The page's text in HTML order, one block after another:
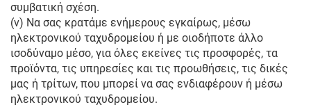
συμβατική σχέση.
(v) Να σας κρατάμε ενήμερους εγκαίρως, μέσω
ηλεκτρονικού ταχυδρομείου ή με οιοδήποτε άλλο
ισοδύναμο μέσο, για όλες εκείνες τις προσφορές, τα
προϊόντα, τις υπηρεσίες και τις προωθήσεις, τις δικές
μας ή τρίτων, που μπορεί να σας ενδιαφέρουν ή μέσω
ηλεκτρονικού ταχυδρομείου.